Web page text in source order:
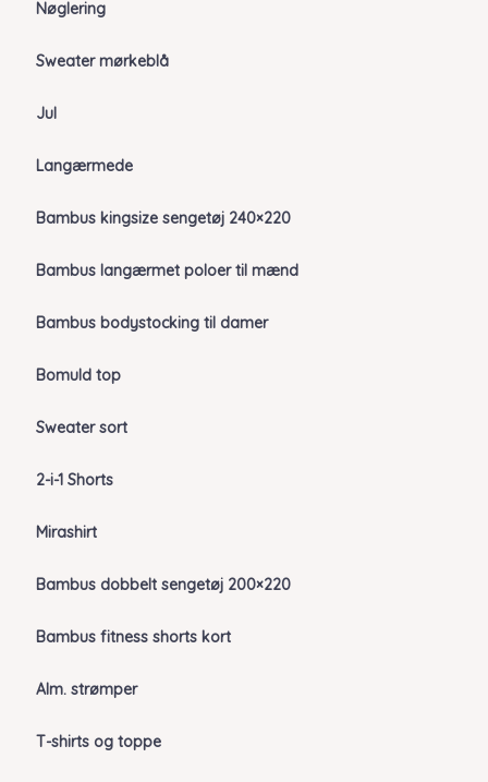
Nøglering
Sweater mørkeblå
Jul
Langærmede
Bambus kingsize sengetøj 240×220
Bambus langærmet poloer til mænd
Bambus bodystocking til damer
Bomuld top
Sweater sort
2-i-1 Shorts
Mirashirt
Bambus dobbelt sengetøj 200×220
Bambus fitness shorts kort
Alm. strømper
T-shirts og toppe